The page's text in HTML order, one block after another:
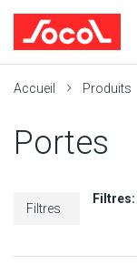
recherche
recherche
navigation
Accueil Produits
Portes
Filtres
Filtres: